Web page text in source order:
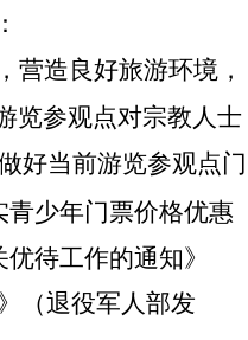
营造良好旅游环境，
览参观点对宗教人士
好当前游览参观点门
青少年门票价格优惠
待工作的通知》
（退役军人部发